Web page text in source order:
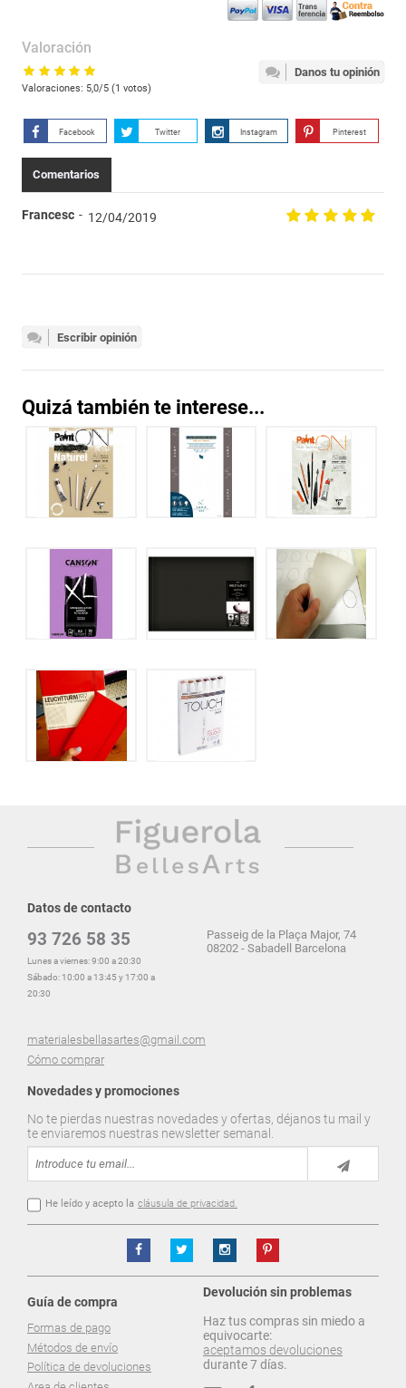
Danos tu opinión
Valoración
Valoraciones: 5,0/5 (1 votos)
Facebook Twitter Instagram Pinterest
Comentarios
Francesc 12/04/2019
Escribir opinión
Quizá también te interese...
Datos de contacto
93 726 58 35
Lunes a viernes: 9:00 a 20:30
Sábado: 10:00 a 13:45 y 17:00 a
20:30
materialesbellasartes@gmail.com
Cómo comprar
Passeig de la Plaça Major, 74
08202 - Sabadell Barcelona
Novedades y promociones
No te pierdas nuestras novedades y ofertas, déjanos tu mail y
te enviaremos nuestras newsletter semanal.
He leído y acepto la cláusula de privacidad.
Guía de compra
Formas de pago
Métodos de envío
Política de devoluciones
Devolución sin problemas
Haz tus compras sin miedo a
equivocarte:
aceptamos devoluciones
durante 7 días.